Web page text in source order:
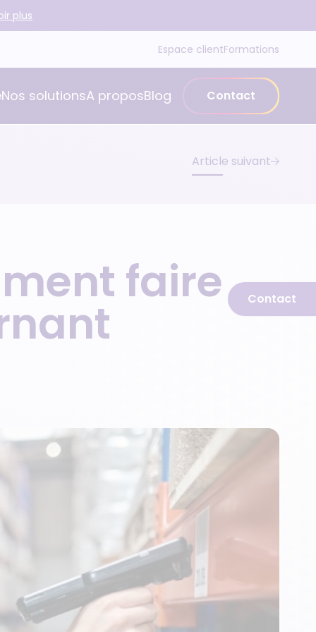
plus
Espace clientFormations
Nos solutionsA proposBlog Contact
Contact
Article suivant
faire